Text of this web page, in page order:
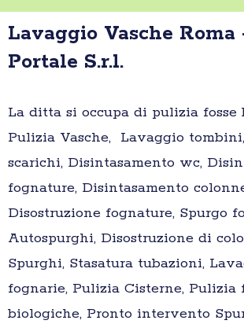
Lavaggio Vasche
Portale S.r.l.
La ditta si occupa di pulizia fosse
Pulizia Vasche, Lavaggio
scarichi, Disintasamento wc,
fognature, Disintasamento
Disostruzione fognature, Spurgo
Autospurghi, Disostruzione di
Spurghi, Stasatura tubazioni,
fognarie, Pulizia Cisterne, Pulizia
biologiche, Pronto intervento